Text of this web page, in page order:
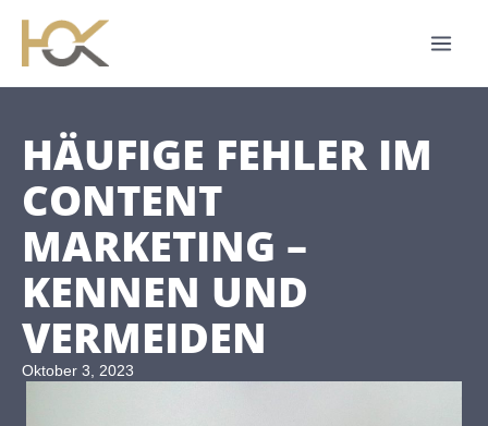
Inhalt
springen
HÄUFIGE FEHLER IM
CONTENT
MARKETING –
KENNEN UND
VERMEIDEN
Oktober 3, 2023